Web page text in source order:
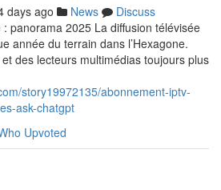
days ago News
Discuss
panorama 2025 La diffusion télévisée
année du terrain dans l’Hexagone.
des lecteurs multimédias toujours plus
story19972135/abonnement-iptv-
ask-chatgpt
Upvoted